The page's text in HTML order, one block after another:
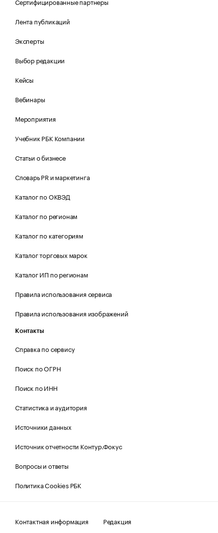
Лента публикаций
Эксперты
Выбор редакции
Кейсы
Вебинары
Мероприятия
Учебник РБК Компании
Статьи о бизнесе
Словарь PR и маркетинга
Каталог по ОКВЭД
Каталог по регионам
Каталог по категориям
Каталог торговых марок
Каталог ИП по регионам
Правила использования сервиса
Правила использования изображений
Контакты
Справка по сервису
Поиск по ОГРН
Поиск по ИНН
Статистика и аудитория
Источники данных
Источник отчетности Контур.Фокус
Вопросы и ответы
Политика Cookies РБК
Контактная информация Редакция